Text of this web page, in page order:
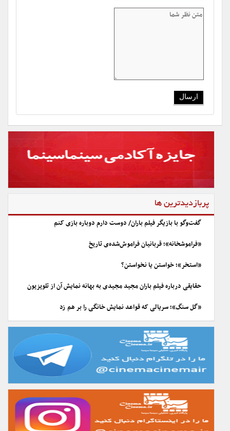
پربازدیدترین ها
گفت‌وگو با بازیگر فیلم باران/ دوست دارم دوباره بازی کنم
«فراموشخانه»؛ قربانیان فراموش‌شده‌ی تاریخ
«استخر»؛ خواستن یا نخواستن؟
حقایقی درباره فیلم باران مجید مجیدی به بهانه نمایش آن از تلویزیون
«گل سنگ»؛ سریالی که قواعد نمایش خانگی را بر هم زد